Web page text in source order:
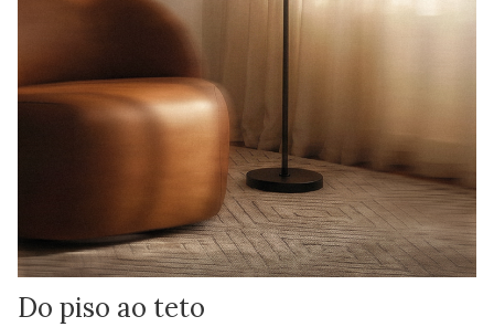
Do piso ao teto